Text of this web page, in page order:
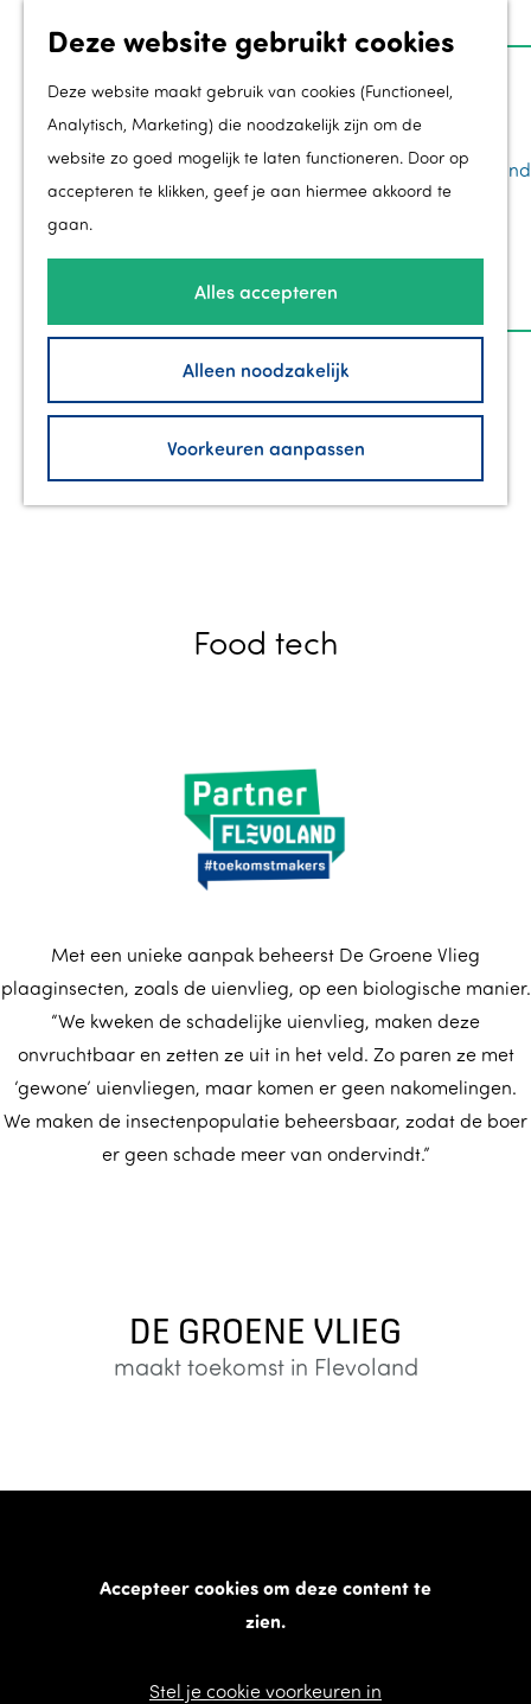
Deze website gebruikt cookies
Deze website maakt gebruik van cookies (Functioneel,
Analytisch, Marketing) die noodzakelijk zijn om de
website zo goed mogelijk te laten functioneren. Door op
accepteren te klikken, geef je aan hiermee akkoord te
gaan.
Alles accepteren
Alleen noodzakelijk
Voorkeuren aanpassen
Z
e
k
e
M
e
n
u
Groei
Toekomstmakers
Ondernemen in Flevoland
Regionale kracht in Flevoland
Werk & Leer in Flevoland
Bezoek
40 jaar Flevoland
Branding InFlevoland
New Dutch
Contact
DE GROENE VLIEG
Maakt toekomst in Flevoland
Food tech
Met een unieke aanpak beheerst De Groene Vlieg
plaaginsecten, zoals de uienvlieg, op een biologische manier.
“We kweken de schadelijke uienvlieg, maken deze
onvruchtbaar en zetten ze uit in het veld. Zo paren ze met
‘gewone’ uienvliegen, maar komen er geen nakomelingen.
We maken de insectenpopulatie beheersbaar, zodat de boer
er geen schade meer van ondervindt.”
DE GROENE VLIEG
maakt toekomst in Flevoland
Accepteer cookies om deze content te
zien.
Stel je cookie voorkeuren in